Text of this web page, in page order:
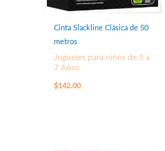
Cinta Slackline Clásica de 50
metros
Juguetes para niños de 5 a
7 Años
$142.00